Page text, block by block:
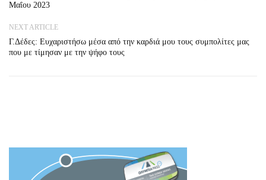
Μαΐου 2023
NEXT ARTICLE
Γ.Δέδες: Ευχαριστήσω μέσα από την καρδιά μου τους συμπολίτες μας
που με τίμησαν με την ψήφο τους